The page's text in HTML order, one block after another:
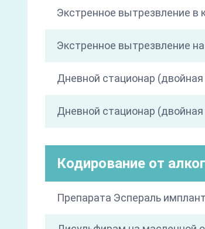
Экстренное вытрезвление в
Экстренное вытрезвление
Дневной стационар
Дневной стационар
Кодирование от
Препарата Эспераль